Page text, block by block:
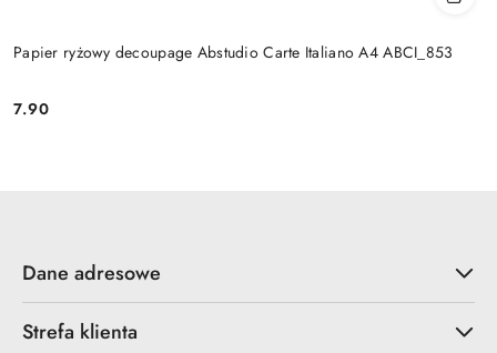
Papier ryżowy decoupage Abstudio Carte Italiano A4 ABCI_853
Cena:
7.90
Dane adresowe
Strefa klienta